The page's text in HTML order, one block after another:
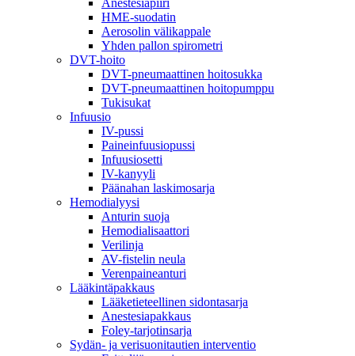
Anestesiapiiri
HME-suodatin
Aerosolin välikappale
Yhden pallon spirometri
DVT-hoito
DVT-pneumaattinen hoitosukka
DVT-pneumaattinen hoitopumppu
Tukisukat
Infuusio
IV-pussi
Paineinfuusiopussi
Infuusiosetti
IV-kanyyli
Päänahan laskimosarja
Hemodialyysi
Anturin suoja
Hemodialisaattori
Verilinja
AV-fistelin neula
Verenpaineanturi
Lääkintäpakkaus
Lääketieteellinen sidontasarja
Anestesiapakkaus
Foley-tarjotinsarja
Sydän- ja verisuonitautien interventio